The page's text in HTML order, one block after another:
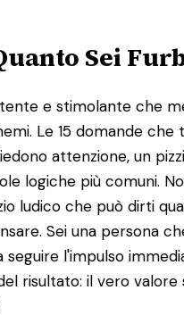
Sei
e stimolante che
Le 15 domande che
attenzione, un
logiche più comuni.
ludico che può dirti
Sei una persona
l'impulso
risultato: il vero